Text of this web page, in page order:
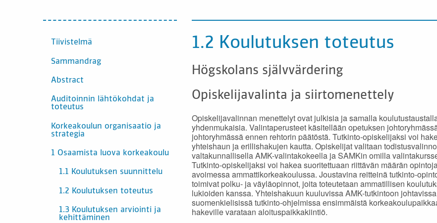
INNEHÅLL
Tiivistelmä
Sammandrag
Abstract
Auditoinnin lähtökohdat ja
toteutus
Korkeakoulun organisaatio ja
strategia
1 Osaamista luova korkeakoulu
1.1 Koulutuksen suunnittelu
1.2 Koulutuksen toteutus
1.3 Koulutuksen arviointi ja
kehittäminen
1.2 Koulutuksen toteutus
Högskolans självvärdering
Opiskelijavalinta ja siirtomenettely
Opiskelijavalinnan menettelyt ovat julkisia ja samalla
yhdenmukaisia. Valintaperusteet käsitellään opetuksen
johtoryhmässä ennen rehtorin päätöstä. Tutkinto-opiskelijaksi voi
yhteishaun ja erillishakujen kautta. Opiskelijat valitaan
valtakunnallisella AMK-valintakokeella ja SAMKin omilla
Tutkinto-opiskelijaksi voi hakea suoritettuaan riittävän määrän
avoimessa ammattikorkeakoulussa. Joustavina reitteinä tutkinto-
toimivat polku- ja väyläopinnot, joita toteutetaan ammatillisen
lukioiden kanssa. Yhteishakuun kuuluvissa AMK-tutkintoon johtavissa
suomenkielisissä tutkinto-ohjelmissa ensimmäistä
hakeville varataan aloituspaikkakiintiö.